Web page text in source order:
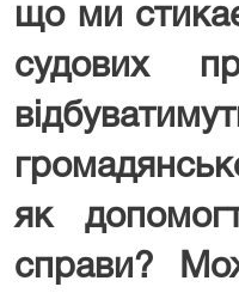
що ми
судових
як
справи?